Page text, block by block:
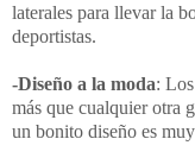
laterales para llevar la
deportistas.
-Diseño a la moda:
más que cualquier otra
un bonito diseño es